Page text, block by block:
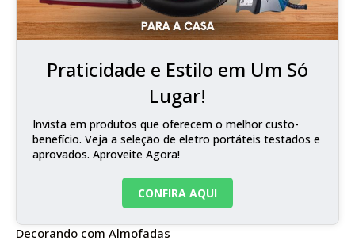
Praticidade e Estilo em Um Só
Lugar!
Invista em produtos que oferecem o melhor custo-
benefício. Veja a seleção de eletro portáteis testados e
aprovados. Aproveite Agora!
CONFIRA AQUI
Decorando com Almofadas